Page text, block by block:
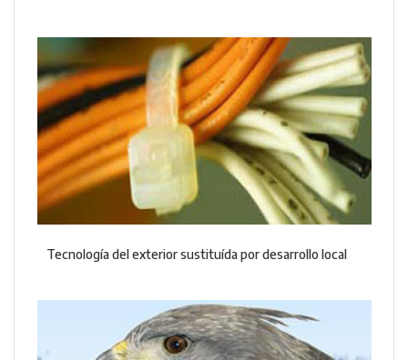
Tecnología del exterior sustituída por desarrollo local